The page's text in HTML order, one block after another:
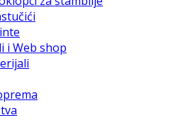
i Web shop